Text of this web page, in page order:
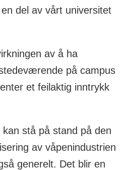
del av vårt universitet
av å ha
på campus
et feilaktig inntrykk
stå på stand på den
av våpenindustrien
generelt. Det blir en